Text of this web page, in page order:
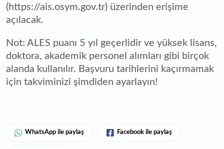
(https://ais.osym.gov.tr) üzerinden erişime
açılacak.
Not: ALES puanı 5 yıl geçerlidir ve yüksek lisans,
doktora, akademik personel alımları gibi birçok
alanda kullanılır. Başvuru tarihlerini kaçırmamak
için takviminizi şimdiden ayarlayın!
WhatsApp ile paylaş Facebook ile paylaş